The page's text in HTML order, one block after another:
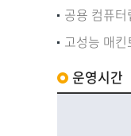
공용 컴퓨
고성능 매
운영시간